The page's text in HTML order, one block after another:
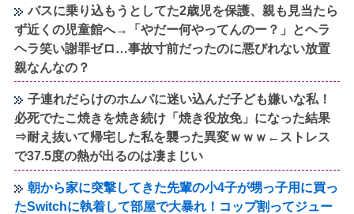
バスに乗り込もうとしてた2歳児を保護、親も見当たら
ず近くの児童館へ→「やだー何やってんのー？」とヘラ
ヘラ笑い謝罪ゼロ…事故寸前だったのに悪びれない放置
親なんなの？
子連れだらけのホムパに迷い込んだ子ども嫌いな私！
必死でたこ焼きを焼き続け「焼き役放免」になった結果
⇒耐え抜いて帰宅した私を襲った異変ｗｗｗ←ストレス
で37.5度の熱が出るのは凄まじい
朝から家に突撃してきた先輩の小4子が甥っ子用に買っ
たSwitchに執着して部屋で大暴れ！コップ割ってジュー